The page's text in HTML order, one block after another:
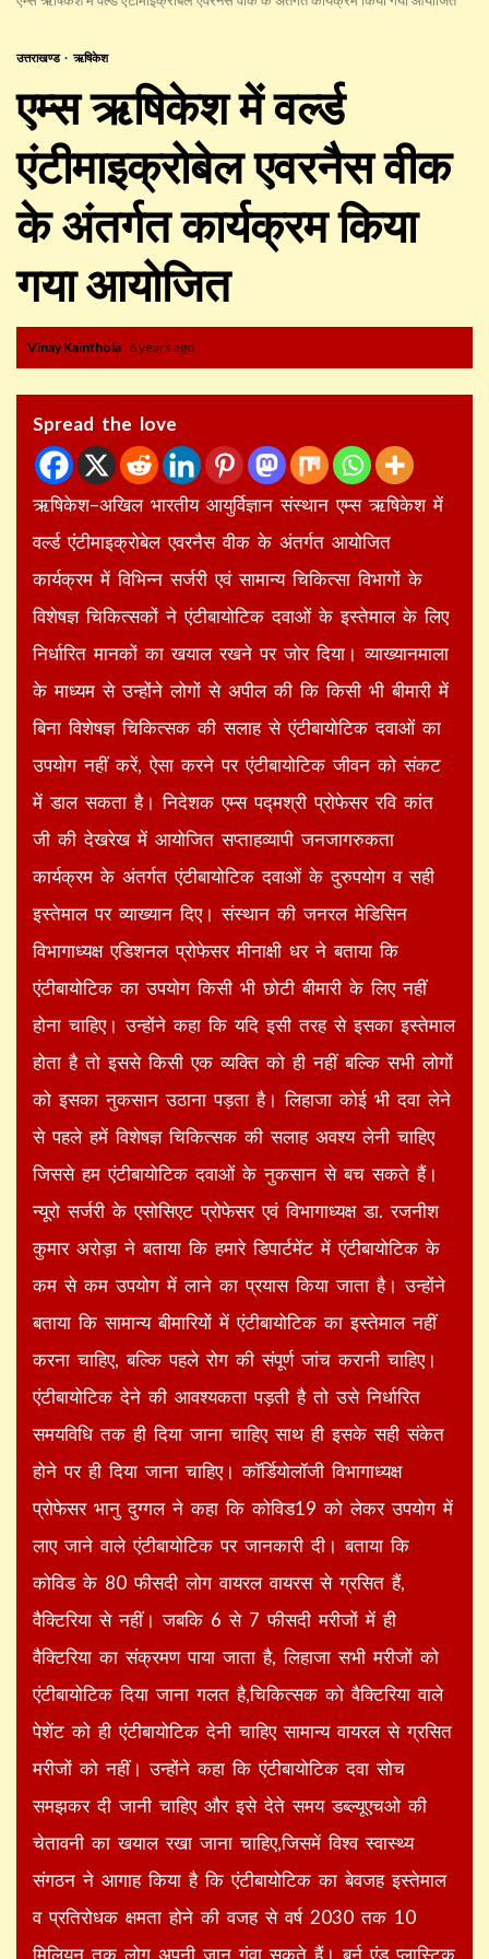
उत्तराखण्ड ऋषिकेश
एम्स ऋषिकेश में वर्ल्ड
एंटीमाइक्रोबेल एवरनैस वीक
के अंतर्गत कार्यक्रम किया
गया आयोजित
Vinay Kainthola 6 years ago
Spread the love
ऋषिकेश–अ​खिल भारतीय आयुर्विज्ञान संस्थान एम्स ऋषिकेश में
वर्ल्ड एंटीमाइक्रोबेल एवरनैस वीक के अंतर्गत आयोजित
कार्यक्रम में विभिन्न सर्जरी एवं सामान्य चिकित्सा विभागों के
विशेषज्ञ चिकित्सकों ने एंटीबायोटिक दवाओं के इस्तेमाल के लिए
निर्धारित मानकों का खयाल रखने पर जोर दिया। व्याख्यानमाला
के माध्यम से उन्होंने लोगों से अपील की कि किसी भी बीमारी में
बिना विशेषज्ञ चिकित्सक की सलाह से एंटीबायोटिक दवाओं का
उपयोग नहीं करें, ऐसा करने पर एंटीबायोटिक जीवन को संकट
में डाल सकता है। निदेशक एम्स पद्मश्री प्रोफेसर रवि कांत
जी की देखरेख में आयोजित सप्ताहव्यापी जनजागरुकता
कार्यक्रम के अंतर्गत एंटीबायोटिक दवाओं के दुरुपयोग व सही
इस्तेमाल पर व्याख्यान दिए। संस्थान की जनरल मेडिसिन
विभागाध्यक्ष एडिशनल प्रोफेसर मीनाक्षी धर ने बताया कि
एंटीबायोटिक का उपयोग किसी भी छोटी बीमारी के लिए नहीं
होना चाहिए। उन्होंने कहा कि यदि इसी तरह से इसका इस्तेमाल
होता है तो इससे किसी एक व्यक्ति को ही नहीं बल्कि सभी लोगों
को इसका नुकसान उठाना पड़ता है। लिहाजा कोई भी दवा लेने
से पहले हमें विशेषज्ञ चिकित्सक की सलाह अवश्य लेनी चाहिए
जिससे हम एंटीबायोटिक दवाओं के नुकसान से बच सकते हैं।
न्यूरो सर्जरी के एसोसिएट प्रोफेसर एवं विभागाध्यक्ष डा. रजनीश
कुमार अरोड़ा ने बताया कि हमारे डिपार्टमेंट में एंटीबायोटिक के
कम से कम उपयोग में लाने का प्रयास किया जाता है। उन्होंने
बताया कि सामान्य बीमारियों में एंटीबायोटिक का इस्तेमाल नहीं
करना चाहिए, बल्कि पहले रोग की संपूर्ण जांच करानी चाहिए।
एंटीबायोटिक देने की आवश्यकता पड़ती है तो उसे निर्धारित
समयविधि तक ही दिया जाना चाहिए साथ ही इसके सही संकेत
होने पर ही दिया जाना चाहिए। कॉर्डियोलॉजी विभागाध्यक्ष
प्रोफेसर भानु दुग्गल ने कहा कि कोविड19 को लेकर उपयोग में
लाए जाने वाले एंटीबायोटिक पर जानकारी दी। बताया कि
कोविड के 80 फीसदी लोग वायरल वायरस से ग्रसित हैं,
वैक्टिरिया से नहीं। जबकि 6 से 7 फीसदी मरीजों में ही
वैक्टिरिया का संक्रमण पाया जाता है, लिहाजा सभी मरीजों को
एंटीबायोटिक दिया जाना गलत है,चिकित्सक को वैक्टिरिया वाले
पेशेंट को ही एंटीबायोटिक देनी चाहिए सामान्य वायरल से ग्रसित
मरीजों को नहीं। उन्होंने कहा कि एंटीबायोटिक दवा सोच
समझकर दी जानी चाहिए और इसे देते समय डब्ल्यूएचओ की
चेतावनी का खयाल रखा जाना चाहिए,जिसमें विश्व स्वास्थ्य
संगठन ने आगाह किया है कि एंटीबायोटिक का बेवजह इस्तेमाल
व प्रतिरोधक क्षमता होने की वजह से वर्ष 2030 तक 10
मिलियन तक लोग अपनी जान गंवा सकते हैं। बर्न एंड प्लास्टिक